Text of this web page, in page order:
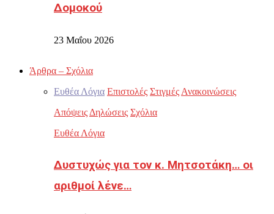
Δομοκού
23 Μαΐου 2026
Άρθρα – Σχόλια
Ευθέα Λόγια Επιστολές Στιγμές Ανακοινώσεις
Απόψεις Δηλώσεις Σχόλια
Ευθέα Λόγια
Δυστυχώς για τον κ. Μητσοτάκη… οι
αριθμοί λένε…